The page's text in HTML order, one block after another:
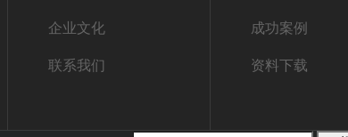
企业文化
联系我们
成功案例
资料下载